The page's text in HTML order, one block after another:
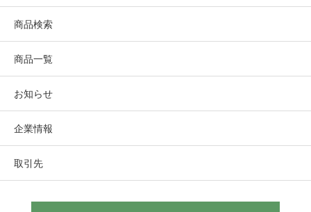
商品検索
商品一覧
お知らせ
企業情報
取引先